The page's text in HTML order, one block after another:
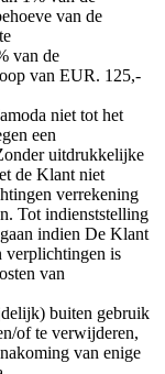
van de
van de
van EUR. 125,-
niet tot het
een
uitdrukkelijke
de Klant niet
verrekening
Tot indienststelling
indien De Klant
verplichtingen is
van
buiten gebruik
of te verwijderen,
van enige